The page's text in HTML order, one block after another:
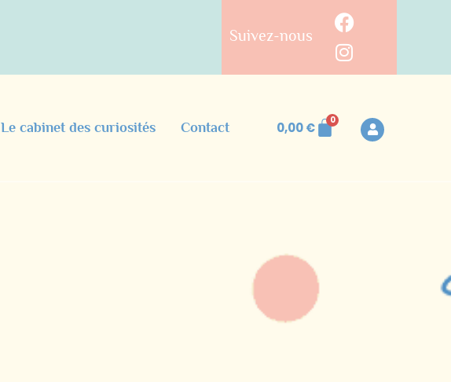
Suivez-nous
Le cabinet des curiosités Contact 0,00€ 0